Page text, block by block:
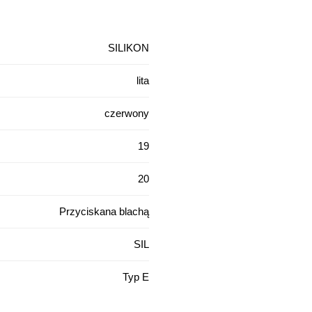
SILIKON
lita
czerwony
19
20
Przyciskana blachą
SIL
Typ E